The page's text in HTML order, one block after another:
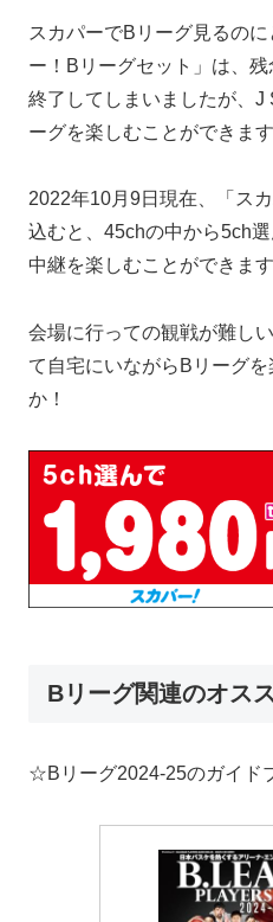
スカパーでBリーグ見るの
ー！Bリーグセット」は、
終了してしまいましたが、J
ーグを楽しむことができます
2022年10月9日現在、「ス
込むと、45chの中から5ch
中継を楽しむことができます
会場に行っての観戦が難し
て自宅にいながらBリーグ
か！
Bリーグ関連のオス
☆Bリーグ2024-25のガイド